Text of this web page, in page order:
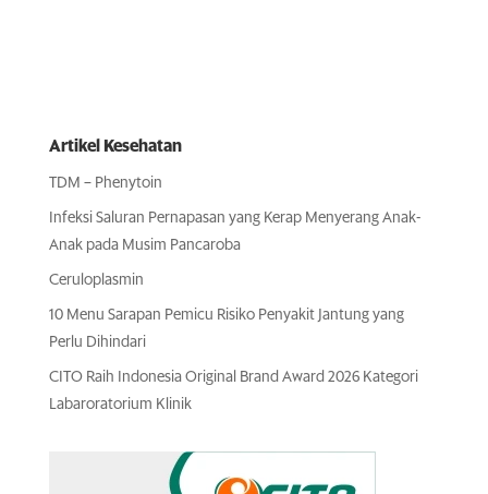
Artikel Kesehatan
TDM – Phenytoin
Infeksi Saluran Pernapasan yang Kerap Menyerang Anak-
Anak pada Musim Pancaroba
Ceruloplasmin
10 Menu Sarapan Pemicu Risiko Penyakit Jantung yang
Perlu Dihindari
CITO Raih Indonesia Original Brand Award 2026 Kategori
Labaroratorium Klinik